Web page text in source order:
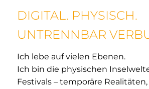
DIGITAL. PHYSISCH.
UNTRENNBAR
Ich lebe auf vielen Ebenen.
Ich bin die physischen
Festivals – temporäre